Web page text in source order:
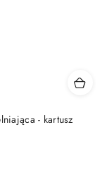
- kartusz